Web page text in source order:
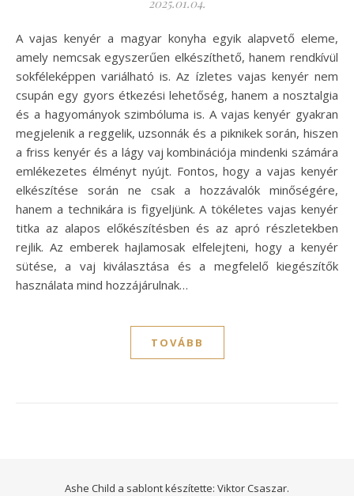
2025.01.04.
A vajas kenyér a magyar konyha egyik alapvető eleme,
amely nemcsak egyszerűen elkészíthető, hanem rendkívül
sokféleképpen variálható is. Az ízletes vajas kenyér nem
csupán egy gyors étkezési lehetőség, hanem a nosztalgia
és a hagyományok szimbóluma is. A vajas kenyér gyakran
megjelenik a reggelik, uzsonnák és a piknikek során, hiszen
a friss kenyér és a lágy vaj kombinációja mindenki számára
emlékezetes élményt nyújt. Fontos, hogy a vajas kenyér
elkészítése során ne csak a hozzávalók minőségére,
hanem a technikára is figyeljünk. A tökéletes vajas kenyér
titka az alapos előkészítésben és az apró részletekben
rejlik. Az emberek hajlamosak elfelejteni, hogy a kenyér
sütése, a vaj kiválasztása és a megfelelő kiegészítők
használata mind hozzájárulnak…
TOVÁBB
Ashe Child a sablont készítette: Viktor Csaszar.